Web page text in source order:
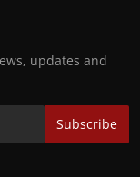
updates and
Subscribe